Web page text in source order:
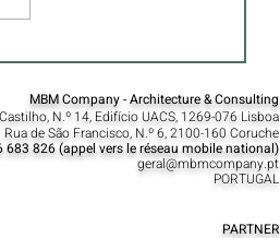
sur des terrains
: Une étape stratégique
développement territorial
MBM Company - Architecture & Consulting
N.º 14, Edifício UACS, 1269-076 Lisboa​
Rua de São Francisco, N.º 6, 2100-160 Coruche
683 826 (appel vers le réseau mobile national)
geral@mbmcompany.pt
PORTUGAL
PARTNER